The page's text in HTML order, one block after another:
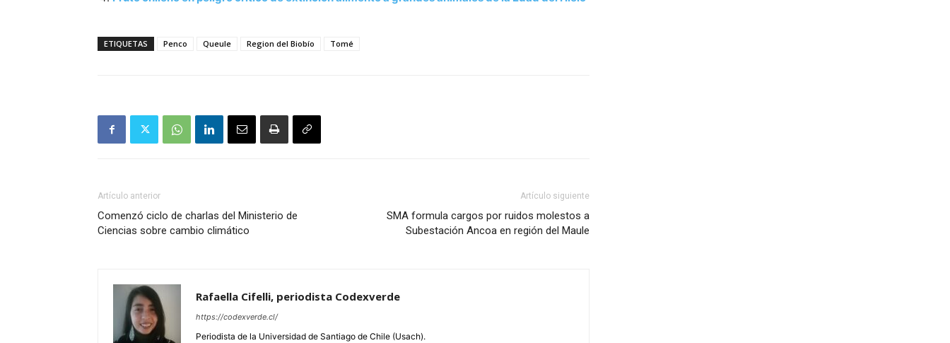
ETIQUETAS Penco Queule Region del Biobío Tomé
Artículo anterior
Comenzó ciclo de charlas del Ministerio de
Ciencias sobre cambio climático
Artículo siguiente
SMA formula cargos por ruidos molestos a
Subestación Ancoa en región del Maule
Rafaella Cifelli, periodista Codexverde
https://codexverde.cl/
Periodista de la Universidad de Santiago de Chile (Usach).